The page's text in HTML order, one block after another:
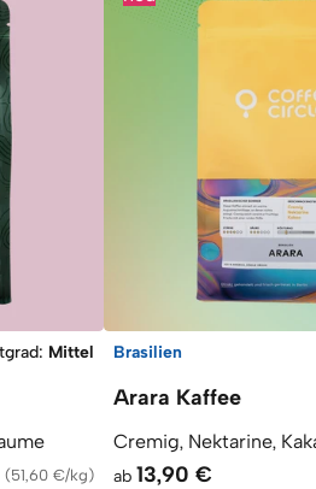
: Mittel
(51,60 €/kg)
Brasilien
Arara Kaffee
Cremig, Nektarine,
ab 13,90 €